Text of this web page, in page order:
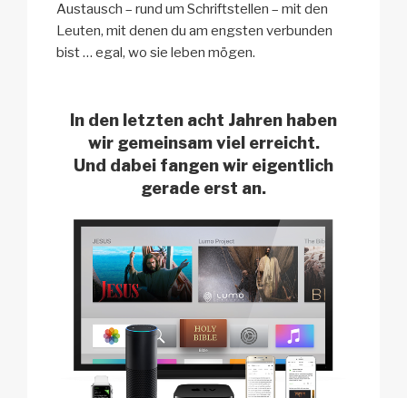
Austausch – rund um Schriftstellen – mit den
Leuten, mit denen du am engsten verbunden
bist … egal, wo sie leben mögen.
In den letzten acht Jahren haben
wir gemeinsam viel erreicht.
Und dabei fangen wir eigentlich
gerade erst an.